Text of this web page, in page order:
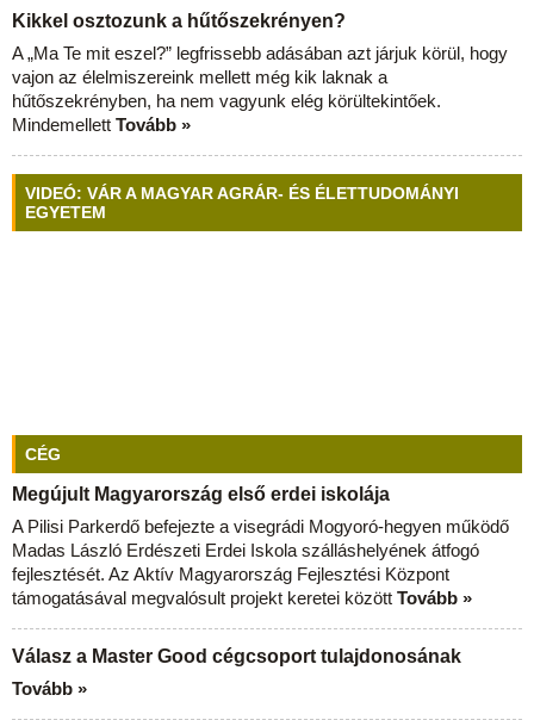
Kikkel osztozunk a hűtőszekrényen?
A „Ma Te mit eszel?” legfrissebb adásában azt járjuk körül, hogy
vajon az élelmiszereink mellett még kik laknak a
hűtőszekrényben, ha nem vagyunk elég körültekintőek.
Mindemellett Tovább »
VIDEÓ: VÁR A MAGYAR AGRÁR- ÉS ÉLETTUDOMÁNYI
EGYETEM
CÉG
Megújult Magyarország első erdei iskolája
A Pilisi Parkerdő befejezte a visegrádi Mogyoró-hegyen működő
Madas László Erdészeti Erdei Iskola szálláshelyének átfogó
fejlesztését. Az Aktív Magyarország Fejlesztési Központ
támogatásával megvalósult projekt keretei között Tovább »
Válasz a Master Good cégcsoport tulajdonosának
Tovább »